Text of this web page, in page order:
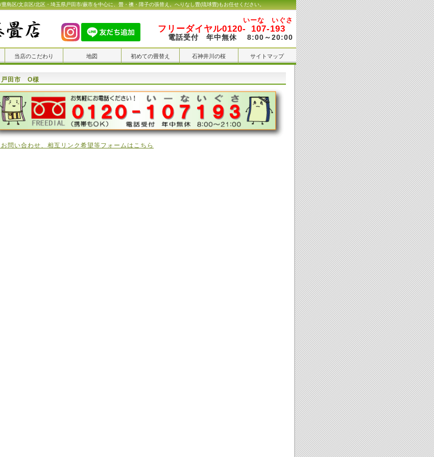
島区/文京区/北区・埼玉県戸田市/蕨市を中心に、畳・襖・障子の張替え。へりなし畳(琉球畳)もお任せください。
フリーダイヤル0120- 107-193
いーな いぐさ
電話受付 年中無休 8:00～20:00
当店のこだわり 地図 初めての畳替え 石神井川の桜 サイトマップ
戸田市 O様
お問い合わせ、相互リンク希望等フォームはこちら